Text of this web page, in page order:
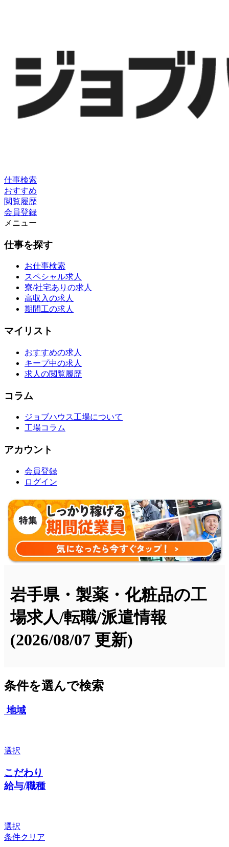
仕事検索
おすすめ
閲覧履歴
会員登録
メニュー
仕事を探す
お仕事検索
スペシャル求人
寮/社宅ありの求人
高収入の求人
期間工の求人
マイリスト
おすすめの求人
キープ中の求人
求人の閲覧履歴
コラム
ジョブハウス工場について
工場コラム
アカウント
会員登録
ログイン
岩手県・製薬・化粧品の工
場求人/転職/派遣情報
(2026/08/07 更新)
条件を選んで検索
地域
選択
こだわり
給与/職種
選択
条件クリア